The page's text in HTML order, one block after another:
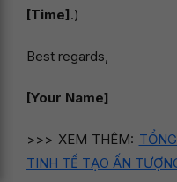
[Time].)
Best regards,
[Your Name]
>>> XEM THÊM:
TINH TẾ TẠO ẤN